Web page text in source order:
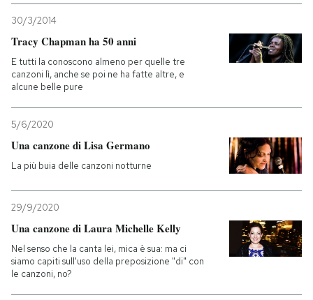
AREA PERSONALE
Entra
30/3/2014
Tracy Chapman ha 50 anni
E tutti la conoscono almeno per quelle tre
canzoni lì, anche se poi ne ha fatte altre, e
alcune belle pure
5/6/2020
Una canzone di Lisa Germano
La più buia delle canzoni notturne
29/9/2020
Una canzone di Laura Michelle Kelly
Nel senso che la canta lei, mica è sua: ma ci
siamo capiti sull'uso della preposizione "di" con
le canzoni, no?